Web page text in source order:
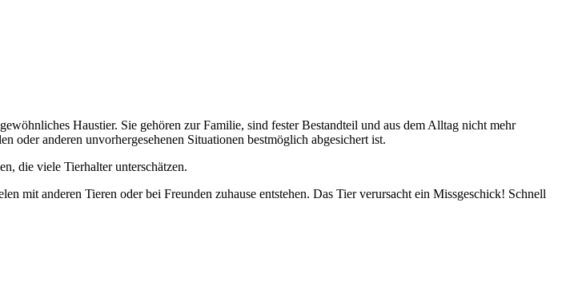
Haustier. Sie gehören zur Familie, sind fester Bestandteil und aus dem Alltag nicht mehr
oder anderen unvorhergesehenen Situationen bestmöglich abgesichert ist.
die viele Tierhalter unterschätzen.
mit anderen Tieren oder bei Freunden zuhause entstehen. Das Tier verursacht ein Missgeschick! Schnell